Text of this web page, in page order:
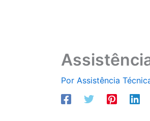
Por Assistência